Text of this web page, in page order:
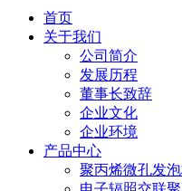
首页
关于我们
公司简介
发展历程
董事长致辞
企业文化
企业环境
产品中心
聚丙烯微孔发泡